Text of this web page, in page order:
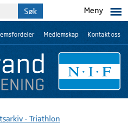
Meny
Medlemskap Kontakt oss
- Triathlon